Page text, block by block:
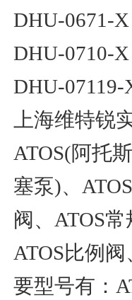
DHU-0671-
DHU-0710-
DHU-07119-
上海维特锐
ATOS(阿托
塞泵)、
阀、ATOS
ATOS比例
要型号有：